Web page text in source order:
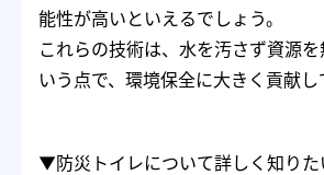
能性が高いといえるでしょう。
これらの技術は、水を汚さず資源
いう点で、環境保全に大きく貢献し
▼防災トイレについて詳しく知りた